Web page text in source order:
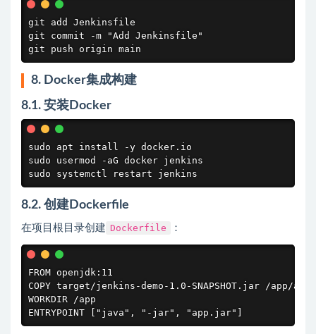
git add Jenkinsfile
git commit -m "Add Jenkinsfile"
git push origin main
8. Docker集成构建
8.1. 安装Docker
sudo apt install -y docker.io
sudo usermod -aG docker jenkins
sudo systemctl restart jenkins
8.2. 创建Dockerfile
在项目根目录创建 Dockerfile ：
FROM openjdk:11
COPY target/jenkins-demo-1.0-SNAPSHOT.jar /app/
WORKDIR /app
ENTRYPOINT ["java", "-jar", "app.jar"]